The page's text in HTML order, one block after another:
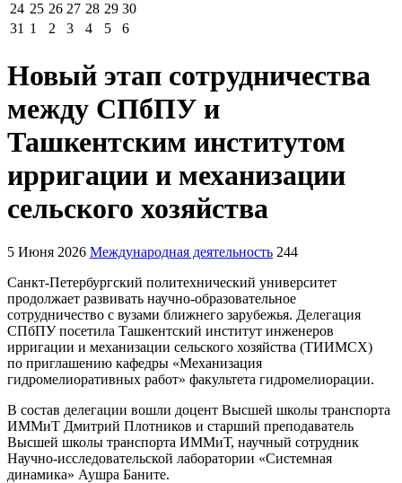
24 25 26 27 28 29 30
31 1 2 3 4 5 6
Новый этап сотрудничества
между СПбПУ и
Ташкентским институтом
ирригации и механизации
сельского хозяйства
5 Июня 2026 Международная деятельность 244
Санкт-Петербургский политехнический университет
продолжает развивать научно-образовательное
сотрудничество с вузами ближнего зарубежья. Делегация
СПбПУ посетила Ташкентский институт инженеров
ирригации и механизации сельского хозяйства (ТИИМСХ)
по приглашению кафедры «Механизация
гидромелиоративных работ» факультета гидромелиорации.
В состав делегации вошли доцент Высшей школы транспорта
ИММиТ Дмитрий Плотников и старший преподаватель
Высшей школы транспорта ИММиТ, научный сотрудник
Научно-исследовательской лаборатории «Системная
динамика» Аушра Баните.